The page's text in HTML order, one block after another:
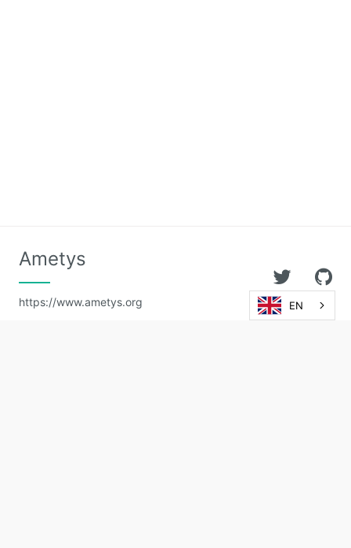
Ametys
https://www.ametys.org EN